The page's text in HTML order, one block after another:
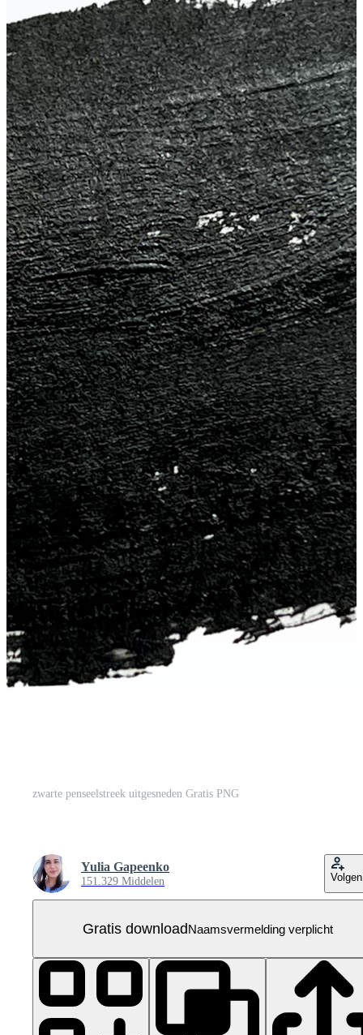
zwarte penseelstreek uitgesneden Gratis PNG
Yulia Gapeenko
151.329 Middelen Volgen
Gratis downloadNaamsvermelding verplicht